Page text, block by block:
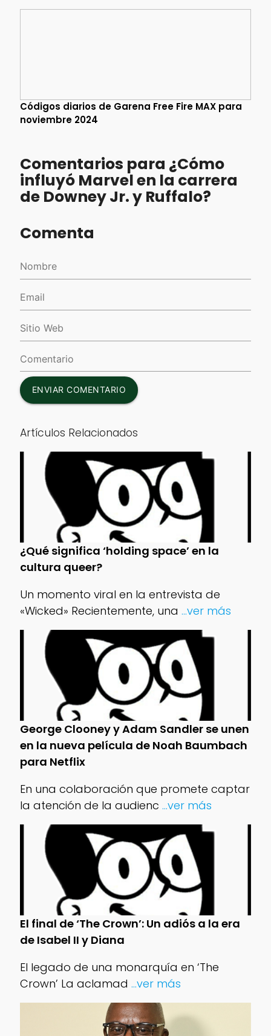
Códigos diarios de Garena Free Fire MAX para
noviembre 2024
Comentarios para ¿Cómo
influyó Marvel en la carrera
de Downey Jr. y Ruffalo?
Comenta
ENVIAR COMENTARIO
Artículos Relacionados
¿Qué significa ‘holding space’ en la
cultura queer?
Un momento viral en la entrevista de
«Wicked» Recientemente, una ...ver más
George Clooney y Adam Sandler se unen
en la nueva película de Noah Baumbach
para Netflix
En una colaboración que promete captar
la atención de la audienc ...ver más
El final de ‘The Crown’: Un adiós a la era
de Isabel II y Diana
El legado de una monarquía en ‘The
Crown’ La aclamad ...ver más